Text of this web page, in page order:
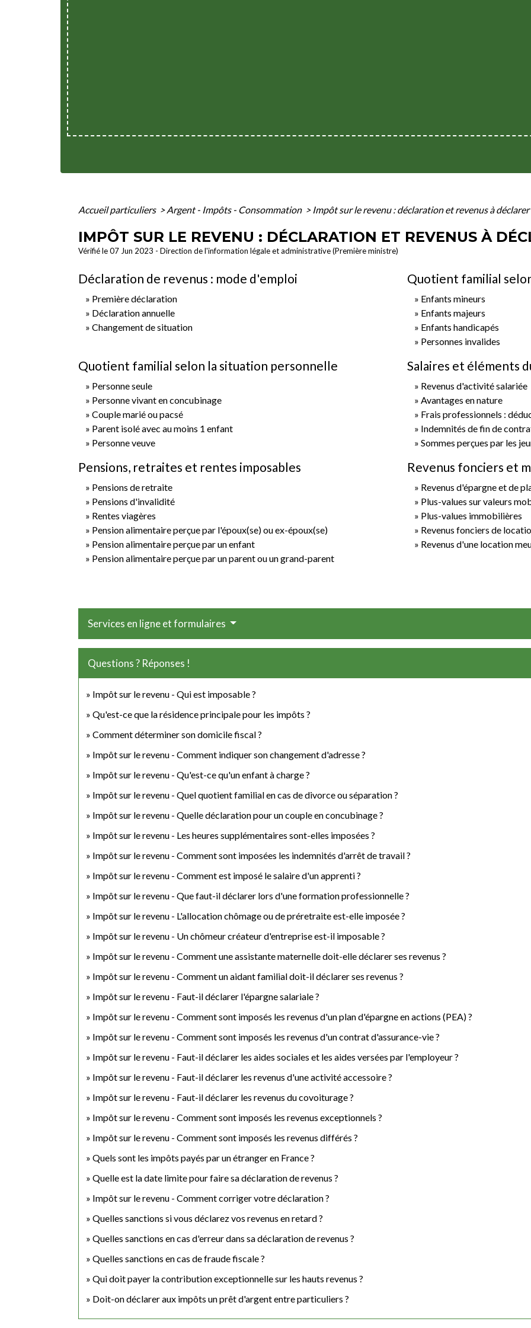
Accueil particuliers > Argent - Impôts - Consommation > Impôt sur le revenu : déclaration et revenus à déclarer
IMPÔT SUR LE REVENU : DÉCLARATION ET REVENUS À
Vérifié le 07 Jun 2023 - Direction de l'information légale et administrative (Première ministre)
Déclaration de revenus : mode d'emploi
Première déclaration
Déclaration annuelle
Changement de situation
Quotient familial
Enfants mineurs
Enfants majeurs
Enfants handicapés
Personnes invalides
Quotient familial selon la situation personnelle
Personne seule
Personne vivant en concubinage
Couple marié ou pacsé
Parent isolé avec au moins 1 enfant
Personne veuve
Salaires et éléments
Revenus d'activité salariée
Avantages en nature
Frais professionnels :
Indemnités de fin de
Sommes perçues par les
Pensions, retraites et rentes imposables
Pensions de retraite
Pensions d'invalidité
Rentes viagères
Pension alimentaire perçue par l'époux(se) ou ex-époux(se)
Pension alimentaire perçue par un enfant
Pension alimentaire perçue par un parent ou un grand-parent
Revenus fonciers et
Revenus d'épargne et de
Plus-values sur valeurs
Plus-values immobilières
Revenus fonciers de
Revenus d'une location
Services en ligne et formulaires
Questions ? Réponses !
Impôt sur le revenu - Qui est imposable ?
Qu'est-ce que la résidence principale pour les impôts ?
Comment déterminer son domicile fiscal ?
Impôt sur le revenu - Comment indiquer son changement d'adresse ?
Impôt sur le revenu - Qu'est-ce qu'un enfant à charge ?
Impôt sur le revenu - Quel quotient familial en cas de divorce ou séparation ?
Impôt sur le revenu - Quelle déclaration pour un couple en concubinage ?
Impôt sur le revenu - Les heures supplémentaires sont-elles imposées ?
Impôt sur le revenu - Comment sont imposées les indemnités d'arrêt de travail ?
Impôt sur le revenu - Comment est imposé le salaire d'un apprenti ?
Impôt sur le revenu - Que faut-il déclarer lors d'une formation professionnelle ?
Impôt sur le revenu - L'allocation chômage ou de préretraite est-elle imposée ?
Impôt sur le revenu - Un chômeur créateur d'entreprise est-il imposable ?
Impôt sur le revenu - Comment une assistante maternelle doit-elle déclarer ses revenus ?
Impôt sur le revenu - Comment un aidant familial doit-il déclarer ses revenus ?
Impôt sur le revenu - Faut-il déclarer l'épargne salariale ?
Impôt sur le revenu - Comment sont imposés les revenus d'un plan d'épargne en actions (PEA) ?
Impôt sur le revenu - Comment sont imposés les revenus d'un contrat d'assurance-vie ?
Impôt sur le revenu - Faut-il déclarer les aides sociales et les aides versées par l'employeur ?
Impôt sur le revenu - Faut-il déclarer les revenus d'une activité accessoire ?
Impôt sur le revenu - Faut-il déclarer les revenus du covoiturage ?
Impôt sur le revenu - Comment sont imposés les revenus exceptionnels ?
Impôt sur le revenu - Comment sont imposés les revenus différés ?
Quels sont les impôts payés par un étranger en France ?
Quelle est la date limite pour faire sa déclaration de revenus ?
Impôt sur le revenu - Comment corriger votre déclaration ?
Quelles sanctions si vous déclarez vos revenus en retard ?
Quelles sanctions en cas d'erreur dans sa déclaration de revenus ?
Quelles sanctions en cas de fraude fiscale ?
Qui doit payer la contribution exceptionnelle sur les hauts revenus ?
Doit-on déclarer aux impôts un prêt d'argent entre particuliers ?